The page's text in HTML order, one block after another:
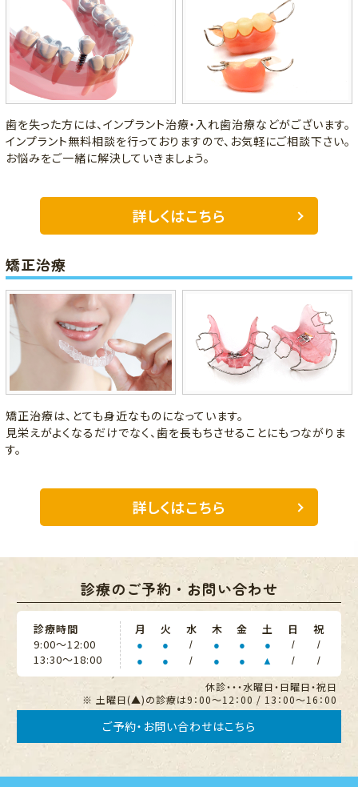
歯を失った方には、インプラント治療・入れ歯治療などがございます。
インプラント無料相談を行っておりますので、お気軽にご相談下さい。
お悩みをご一緒に解決していきましょう。
詳しくはこちら
矯正治療
矯正治療は、とても身近なものになっています。
見栄えがよくなるだけでなく、歯を長もちさせることにもつながりま
す。
詳しくはこちら
診療のご予約・お問い合わせ
診療時間
9:00〜12:00
13:30〜18:00
月
●
●
火
●
●
水
/
/
木
●
●
金
●
●
土
●
▲
日
/
/
祝
/
/
休診・・・水曜日・日曜日・祝日
※ 土曜日(▲)の診療は9：00～12：00 / 13：00～16：00
ご予約・お問い合わせはこちら